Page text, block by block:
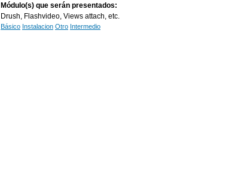
Módulo(s) que serán presentados:
Drush, Flashvideo, Views attach, etc.
Básico Instalacion Otro Intermedio